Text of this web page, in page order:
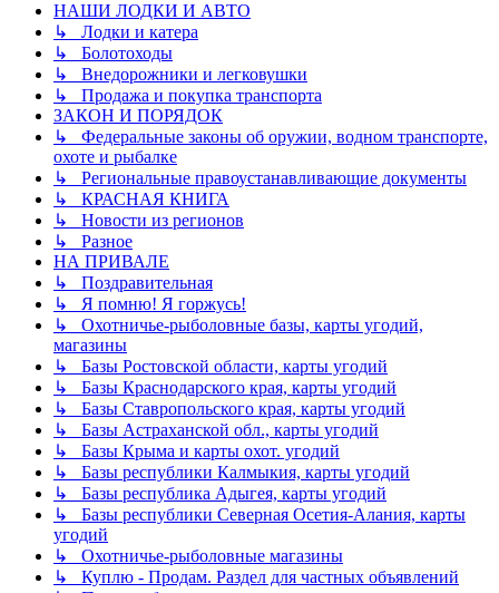
НАШИ ЛОДКИ И АВТО
↳ Лодки и катера
↳ Болотоходы
↳ Внедорожники и легковушки
↳ Продажа и покупка транспорта
ЗАКОН И ПОРЯДОК
↳ Федеральные законы об оружии, водном транспорте,
охоте и рыбалке
↳ Региональные правоустанавливающие документы
↳ КРАСНАЯ КНИГА
↳ Новости из регионов
↳ Разное
НА ПРИВАЛЕ
↳ Поздравительная
↳ Я помню! Я горжусь!
↳ Охотничье-рыболовные базы, карты угодий,
магазины
↳ Базы Ростовской области, карты угодий
↳ Базы Краснодарского края, карты угодий
↳ Базы Ставропольского края, карты угодий
↳ Базы Астраханской обл., карты угодий
↳ Базы Крыма и карты охот. угодий
↳ Базы республики Калмыкия, карты угодий
↳ Базы республика Адыгея, карты угодий
↳ Базы республики Северная Осетия-Алания, карты
угодий
↳ Охотничье-рыболовные магазины
↳ Куплю - Продам. Раздел для частных объявлений